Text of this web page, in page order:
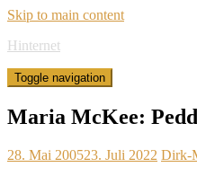
Skip to main content
Hinternet
Toggle navigation
Maria McKee:
28. Mai 200523. Juli 2022 Dirk-